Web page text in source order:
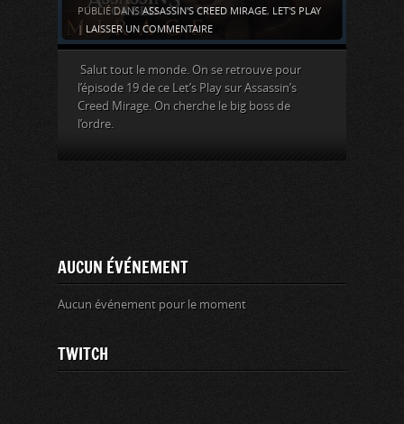
PUBLIÉ DANS ASSASSIN'S CREED MIRAGE, LET'S PLAY
| LAISSER UN COMMENTAIRE
Salut tout le monde. On se retrouve pour
l’épisode 19 de ce Let’s Play sur Assassin’s
Creed Mirage. On cherche le big boss de
l’ordre.
AUCUN ÉVÉNEMENT
Aucun événement pour le moment
TWITCH